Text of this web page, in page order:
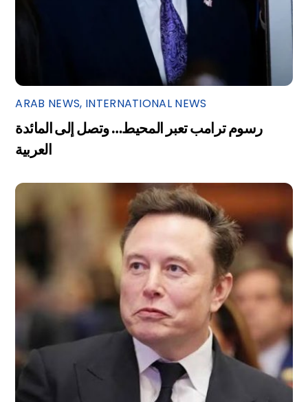
ARAB NEWS, INTERNATIONAL NEWS
رسوم ترامب تعبر المحيط… وتصل إلى المائدة
العربية